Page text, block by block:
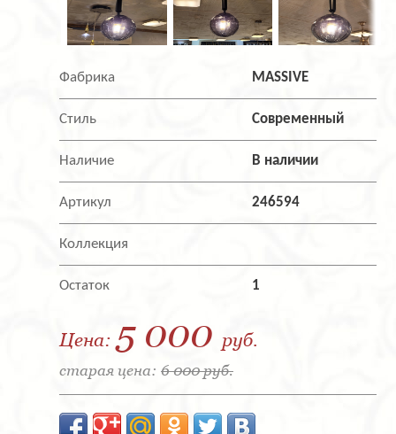
Фабрика MASSIVE
Стиль Современный
Наличие В наличии
Артикул 246594
Коллекция
Остаток 1
Цена: 5 000 руб.
старая цена: 6 000 руб.